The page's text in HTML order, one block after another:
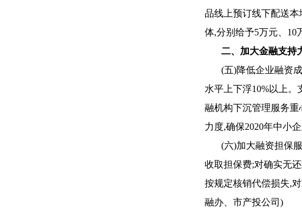
品线上预订线下配送本
体,分别给予5万元、10
二、加大金融支持
(五)降低企业融资
水平上下浮10%以上
融机构下沉管理服务
力度,确保2020年中小
(六)加大融资担保
收取担保费;对确实无
按规定核销代偿损失,
融办、市产投公司)